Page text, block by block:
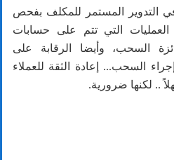
التدوير المستمر للمكلف بفحص
العمليات التي تتم على حسابات
السحب، وأيضا الرقابة على
السحب... إعادة الثقة للعملاء
.. لكنها ضرورية.